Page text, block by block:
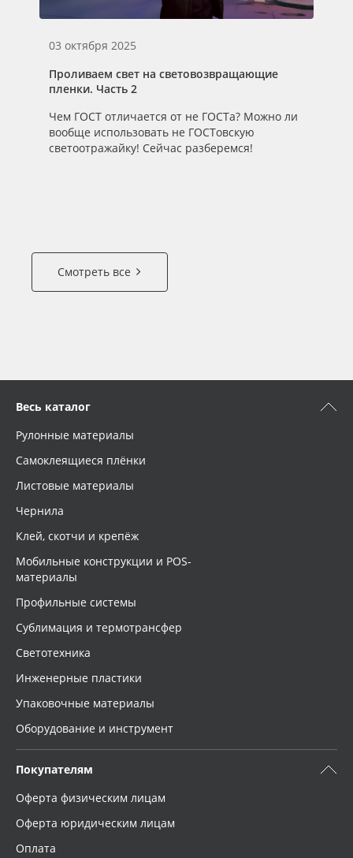
03 октября 2025
Проливаем свет на световозвращающие
пленки. Часть 2
Чем ГОСТ отличается от не ГОСТа? Можно ли
вообще использовать не ГОСТовскую
светоотражайку! Сейчас разберемся!
Смотреть все
Весь каталог
Рулонные материалы
Самоклеящиеся плёнки
Листовые материалы
Чернила
Клей, скотчи и крепёж
Мобильные конструкции и POS-
материалы
Профильные системы
Сублимация и термотрансфер
Светотехника
Инженерные пластики
Упаковочные материалы
Оборудование и инструмент
Покупателям
Оферта физическим лицам
Оферта юридическим лицам
Оплата